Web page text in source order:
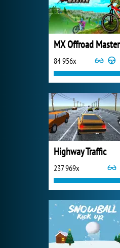
MX Offroad Master
84 956x
Highway Traffic
237 969x